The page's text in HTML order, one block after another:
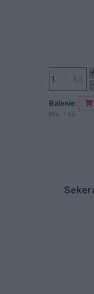
Balenie:
Min. 1 ks